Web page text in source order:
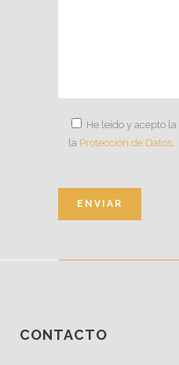
He leído y acepto la
la Protección de Datos.
CONTACTO